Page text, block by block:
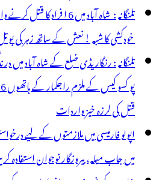
تلنگانہ : شاہ آباد میں 6 ا
خودکشی کا شبہ ! نعش کے ساتھ زہر کی
تلنگانہ : رنگاریڈی ضلع کے شاہ آباد میں
قتل کی لرزہ خیز واردات
میں جاب میلہ، بیروزگار نوجوان استفادہ